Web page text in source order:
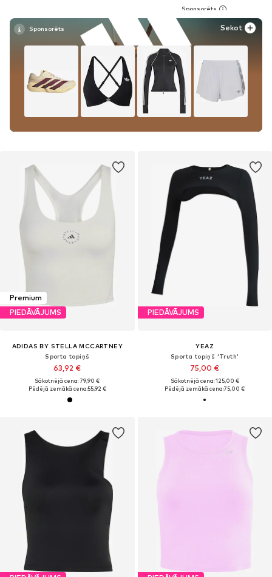
Sekot
Premium
PIEDĀVĀJUMS
ADIDAS BY STELLA MCCARTNEY
Sporta topiņš
63,92 €
Sākotnējā cena: 79,90 €
Pēdējā zemākā cena:55,92 €
PIEDĀVĀJUMS
YEAZ
Sporta topiņš 'Truth'
75,00 €
Sākotnējā cena: 125,00 €
Pēdējā zemākā cena:75,00 €